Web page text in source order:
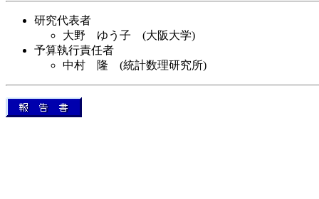
研究代表者
大野 ゆう子 (大阪大学)
予算執行責任者
中村 隆 (統計数理研究所)